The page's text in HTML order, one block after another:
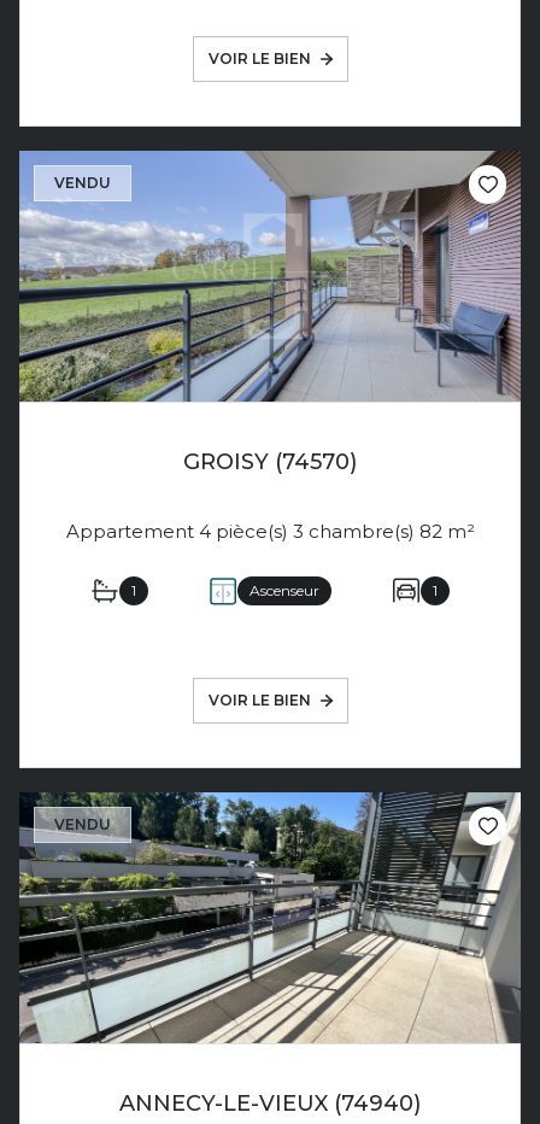
VOIR LE BIEN
VENDU
GROISY (74570)
Appartement 4 pièce(s) 3 chambre(s) 82 m²
1 Ascenseur 1
VOIR LE BIEN
VENDU
ANNECY-LE-VIEUX (74940)